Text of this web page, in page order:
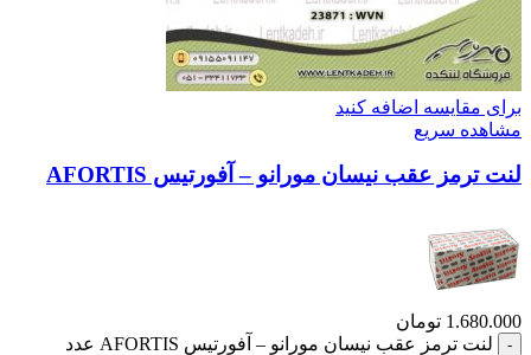
برای مقایسه اضافه کنید
مشاهده سریع
لنت ترمز عقب نیسان مورانو – آفورتیس AFORTIS
1.680.000 تومان
لنت ترمز عقب نیسان مورانو – آفورتیس AFORTIS عدد